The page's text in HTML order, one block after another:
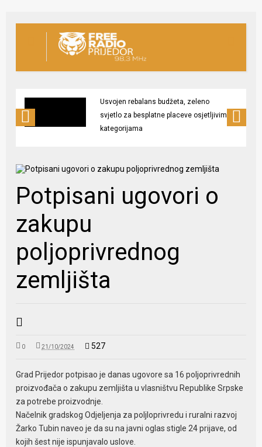
Usvojen rebalans budžeta, zeleno
svjetlo za besplatne placeve osjetljivim
kategorijama
Potpisani ugovori o
zakupu
poljoprivrednog
zemljišta
0 21/10/2024 527
Grad Prijedor potpisao je danas ugovore sa 16 poljoprivrednih
proizvođača o zakupu zemljišta u vlasništvu Republike Srpske
za potrebe proizvodnje.
Načelnik gradskog Odjeljenja za poljloprivredu i ruralni razvoj
Žarko Tubin naveo je da su na javni oglas stigle 24 prijave, od
kojih šest nije ispunjavalo uslove.